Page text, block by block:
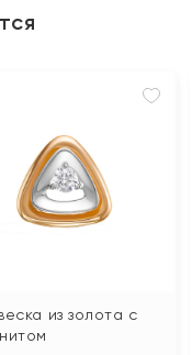
из золота с